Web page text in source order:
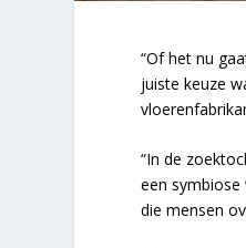
“Of het nu
juiste keuze
“In de
een
die mensen